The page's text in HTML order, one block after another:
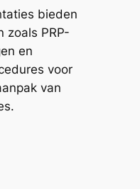
bieden
zoals PRP-
en
voor
van